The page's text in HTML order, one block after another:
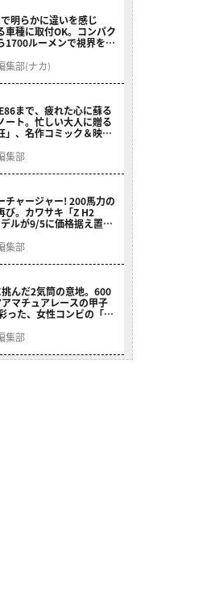
で明らかに違いを感じ
種に取付OK。コンパク
1700ルーメンで視界を確
スレイ スモール］
集部(ナカ)
まで、疲れた心に蘇る
ート。忙しい大人に贈る
」、名作コミック＆映画
集部
チャージャー! 200馬力の
び。カワサキ「Z H2
ルが9/5に価格据え置き
集部
んだ2気筒の意地。600
マチュアレースの甲子
った、女性コンビの「ス
集部